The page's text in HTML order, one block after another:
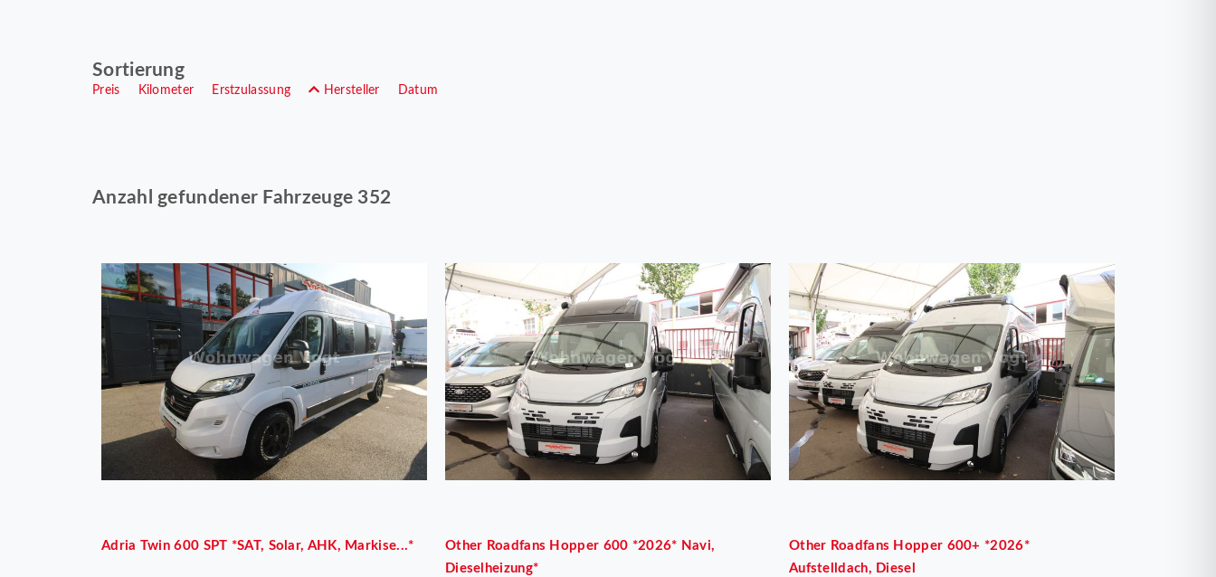
Sortierung
Preis Kilometer Erstzulassung Hersteller Datum
Anzahl gefundener Fahrzeuge 352
Adria Twin 600 SPT *SAT, Solar, AHK, Markise...* Other Roadfans Hopper 600 *2026* Navi,
Dieselheizung*
Other Roadfans Hopper 600+ *2026*
Aufstelldach, Diesel